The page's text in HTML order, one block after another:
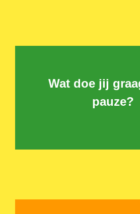
Wat doe jij
pauze?